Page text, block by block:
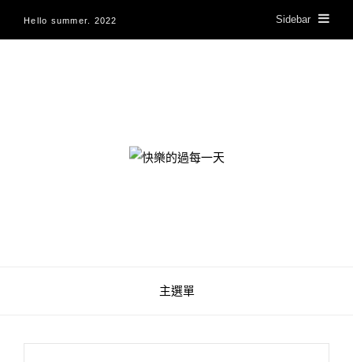
Hello summer. 2022 Sidebar
快樂的過每一天
主選單